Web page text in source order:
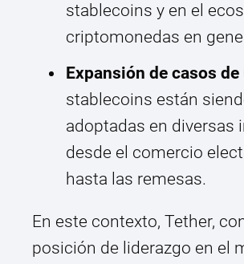
stablecoins y en el
criptomonedas en
Expansión de casos de
stablecoins están
adoptadas en diversas
desde el comercio
hasta las remesas.
En este contexto, Tether,
posición de liderazgo en el